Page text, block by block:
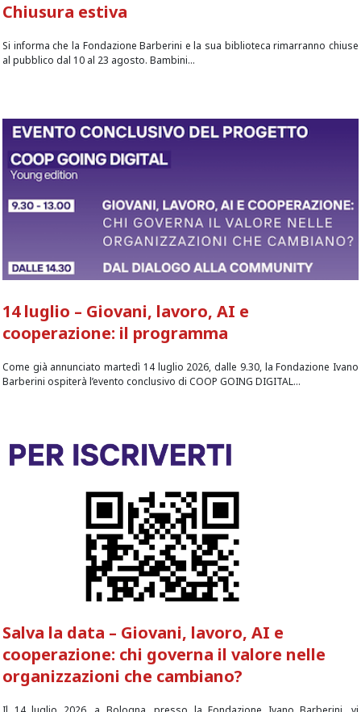
Chiusura estiva
Si informa che la Fondazione Barberini e la sua biblioteca rimarranno chiuse
al pubblico dal 10 al 23 agosto. Bambini...
14 luglio – Giovani, lavoro, AI e
cooperazione: il programma
Come già annunciato martedì 14 luglio 2026, dalle 9.30, la Fondazione Ivano
Barberini ospiterà l’evento conclusivo di COOP GOING DIGITAL...
Salva la data – Giovani, lavoro, AI e
cooperazione: chi governa il valore nelle
organizzazioni che cambiano?